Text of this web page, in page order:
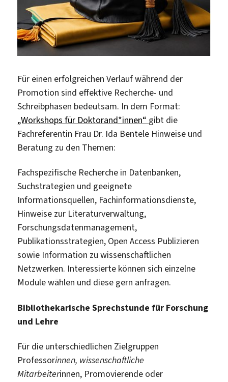
Für einen erfolgreichen Verlauf während der
Promotion sind effektive Recherche- und
Schreibphasen bedeutsam. In dem Format:
„Workshops für Doktorand*innen“ gibt die
Fachreferentin Frau Dr. Ida Bentele Hinweise und
Beratung zu den Themen:
Fachspezifische Recherche in Datenbanken,
Suchstrategien und geeignete
Informationsquellen, Fachinformationsdienste,
Hinweise zur Literaturverwaltung,
Forschungsdatenmanagement,
Publikationsstrategien, Open Access Publizieren
sowie Information zu wissenschaftlichen
Netzwerken. Interessierte können sich einzelne
Module wählen und diese gern anfragen.
Bibliothekarische Sprechstunde für Forschung
und Lehre
Für die unterschiedlichen Zielgruppen
Professorinnen, wissenschaftliche
Mitarbeiterinnen, Promovierende oder